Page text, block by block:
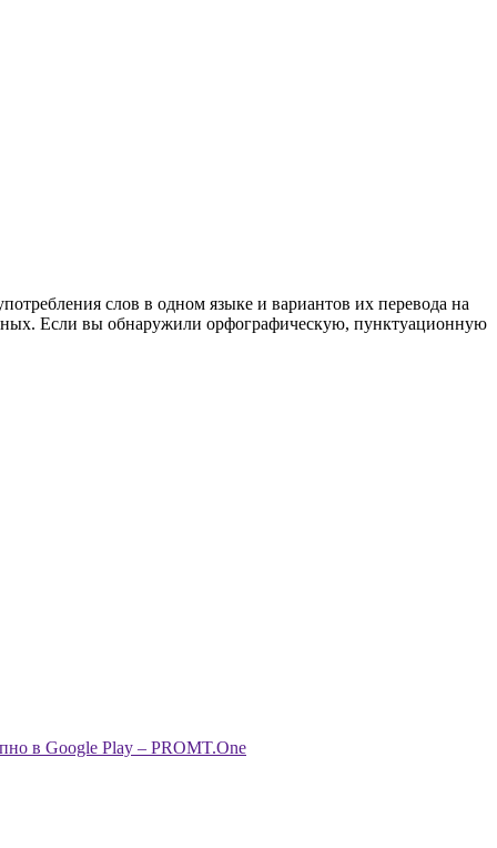
слов в одном языке и вариантов их перевода на
Если вы обнаружили орфографическую, пунктуационную